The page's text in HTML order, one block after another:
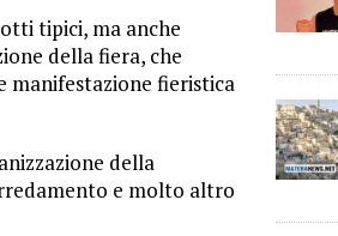
tipici, ma anche
della fiera, che
manifestazione fieristica
della
e molto altro